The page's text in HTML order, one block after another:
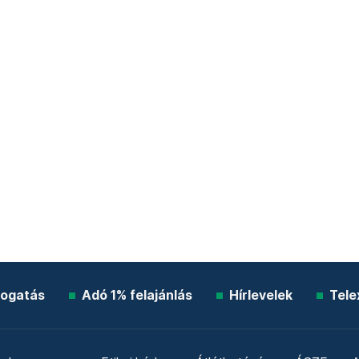
Adó 1% felajánlás Hírlevelek